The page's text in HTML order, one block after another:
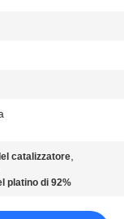
catalizzatore,
platino di 92%